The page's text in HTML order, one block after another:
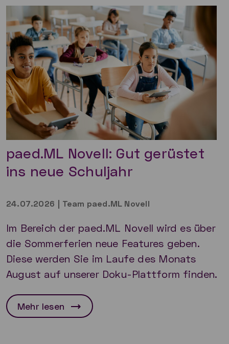
paed.ML Novell: Gut gerüstet
ins neue Schuljahr
24.07.2026 | Team paed.ML Novell
Im Bereich der paed.ML Novell wird es über
die Sommerferien neue Features geben.
Diese werden Sie im Laufe des Monats
August auf unserer Doku-Plattform finden.
Mehr lesen